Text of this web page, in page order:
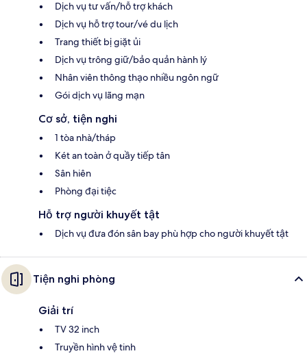
Dịch vụ tư vấn/hỗ trợ khách
Dịch vụ hỗ trợ tour/vé du lịch
Trang thiết bị giặt ủi
Dịch vụ trông giữ/bảo quản hành lý
Nhân viên thông thạo nhiều ngôn ngữ
Gói dịch vụ lãng mạn
Cơ sở, tiện nghi
1 tòa nhà/tháp
Két an toàn ở quầy tiếp tân
Sân hiên
Phòng đại tiệc
Hỗ trợ người khuyết tật
Dịch vụ đưa đón sân bay phù hợp cho người khuyết tật
Tiện nghi phòng
Giải trí
TV 32 inch
Truyền hình vệ tinh